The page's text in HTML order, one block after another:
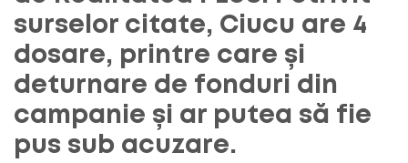
surselor citate, Ciucu are 4
dosare, printre care și
deturnare de fonduri din
campanie și ar putea să fie
pus sub acuzare.